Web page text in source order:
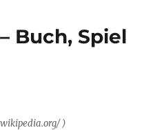
Buch, Spiel
)